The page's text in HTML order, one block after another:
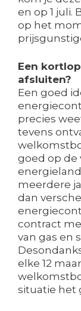
en op 1 juli.
op het
Een
afsluiten?
Een goed
precies
tevens
goed op de
meerdere
dan
contract
van gas en
elke 12
situatie het